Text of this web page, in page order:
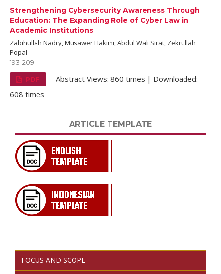
Strengthening Cybersecurity Awareness Through
Education: The Expanding Role of Cyber Law in
Academic Institutions
Zabihullah Nadry, Musawer Hakimi, Abdul Wali Sirat, Zekrullah
Popal
193-209
PDF
Abstract Views: 860 times | Downloaded:
608 times
ARTICLE TEMPLATE
FOCUS AND SCOPE